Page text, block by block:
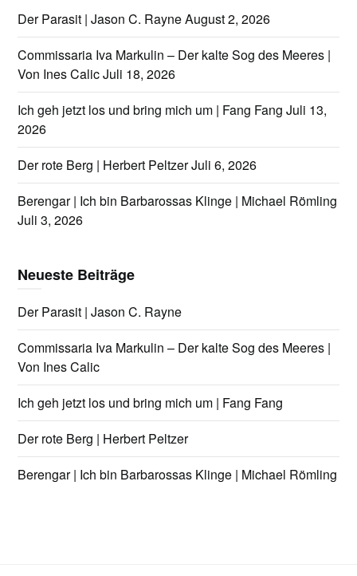
Der Parasit | Jason C. RayneAugust 2, 2026
Commissaria Iva Markulin – Der kalte Sog des Meeres |
Von Ines CalicJuli 18, 2026
Ich geh jetzt los und bring mich um | Fang Fang Juli 13,
2026
Der rote Berg | Herbert PeltzerJuli 6, 2026
Berengar | Ich bin Barbarossas Klinge | Michael Römling
Juli 3, 2026
Neueste Beiträge
Der Parasit | Jason C. Rayne
Commissaria Iva Markulin – Der kalte Sog des Meeres |
Von Ines Calic
Ich geh jetzt los und bring mich um | Fang Fang
Der rote Berg | Herbert Peltzer
Berengar | Ich bin Barbarossas Klinge | Michael Römling